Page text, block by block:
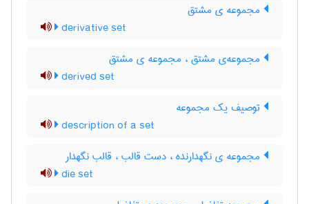
مجموعه ی مشتق
derivative set
مجموعه‌ی مشتق ، مجموعه ی مشتق
derived set
توصیف یک مجموعه
description of a set
مجموعه ی نگهدارنده ، دست قالب ، قالب نگهدار
die set